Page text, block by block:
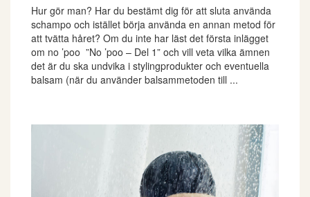
Hur gör man? Har du bestämt dig för att sluta använda
schampo och istället börja använda en annan metod för
att tvätta håret? Om du inte har läst det första inlägget
om no ’poo ”No ’poo – Del 1” och vill veta vilka ämnen
det är du ska undvika i stylingprodukter och eventuella
balsam (när du använder balsammetoden till ...